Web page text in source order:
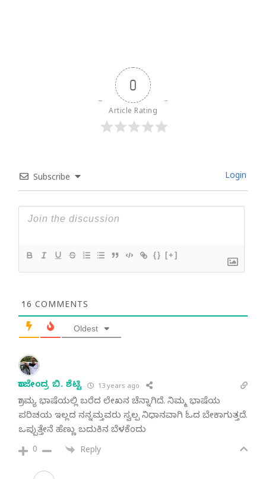
0
Article Rating
Subscribe Login
{} [+]
16 COMMENTS
Oldest
ರಾಜೇಂದ್ರ ಬಿ. ಶೆಟ್ಟಿ 13 years ago
ಗ್ರಾಮ್ಯ ಭಾಷೆಯಲ್ಲಿ ಬರೆದ ಲೇಖನ ಚೆನ್ನಾಗಿದೆ. ನಿಮ್ಮ ಭಾಷೆಯ
ಪರಿಚಯ ಇಲ್ಲದ ನನ್ನಮ್ತವರು ಸ್ವಲ್ಪ ನಿಧಾನವಾಗಿ ಓದ ಬೇಕಾಗುತ್ತದೆ.
ಒಪ್ಪುತ್ತೇನೆ ಹೆಣ್ಣು ಬದುಕಿನ ಬೆಳಕೆಂದು
0 Reply